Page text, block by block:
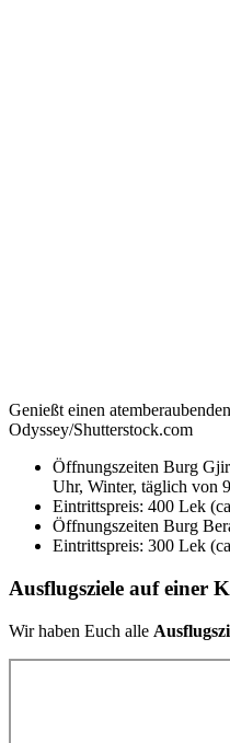
Genießt einen
Odyssey/Shutterstock.com
Öffnungszeiten Burg
Uhr, Winter, täglich von
Eintrittspreis: 400 Lek
Öffnungszeiten Burg
Eintrittspreis: 300 Lek
Ausflugsziele auf einer
Wir haben Euch alle